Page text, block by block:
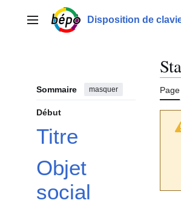
contenuMenu principalDisposition de
Sommaire masquer
Début
Titre
Objet
social
Page